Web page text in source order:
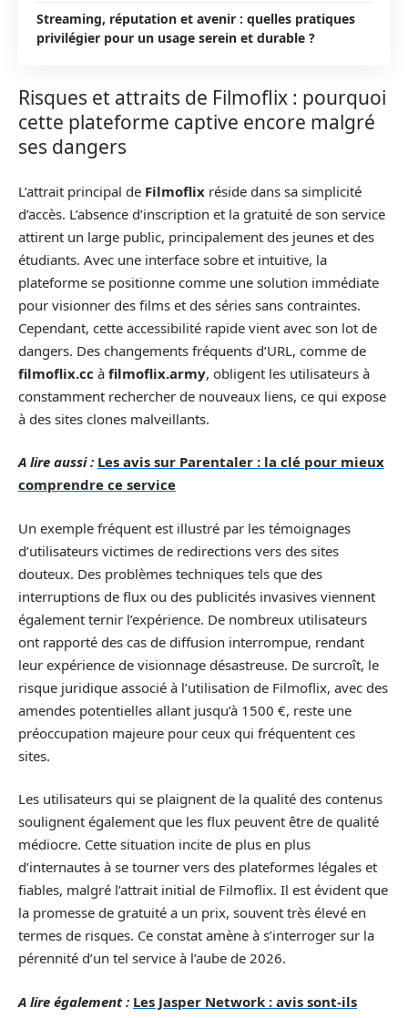
Streaming, réputation et avenir : quelles pratiques
privilégier pour un usage serein et durable ?
Risques et attraits de Filmoflix : pourquoi
cette plateforme captive encore malgré
ses dangers
L’attrait principal de Filmoflix réside dans sa simplicité
d’accès. L’absence d’inscription et la gratuité de son service
attirent un large public, principalement des jeunes et des
étudiants. Avec une interface sobre et intuitive, la
plateforme se positionne comme une solution immédiate
pour visionner des films et des séries sans contraintes.
Cependant, cette accessibilité rapide vient avec son lot de
dangers. Des changements fréquents d’URL, comme de
filmoflix.cc à filmoflix.army, obligent les utilisateurs à
constamment rechercher de nouveaux liens, ce qui expose
à des sites clones malveillants.
A lire aussi : Les avis sur Parentaler : la clé pour mieux
comprendre ce service
Un exemple fréquent est illustré par les témoignages
d’utilisateurs victimes de redirections vers des sites
douteux. Des problèmes techniques tels que des
interruptions de flux ou des publicités invasives viennent
également ternir l’expérience. De nombreux utilisateurs
ont rapporté des cas de diffusion interrompue, rendant
leur expérience de visionnage désastreuse. De surcroît, le
risque juridique associé à l’utilisation de Filmoflix, avec des
amendes potentielles allant jusqu’à 1500 €, reste une
préoccupation majeure pour ceux qui fréquentent ces
sites.
Les utilisateurs qui se plaignent de la qualité des contenus
soulignent également que les flux peuvent être de qualité
médiocre. Cette situation incite de plus en plus
d’internautes à se tourner vers des plateformes légales et
fiables, malgré l’attrait initial de Filmoflix. Il est évident que
la promesse de gratuité a un prix, souvent très élevé en
termes de risques. Ce constat amène à s’interroger sur la
pérennité d’un tel service à l’aube de 2026.
A lire également : Les Jasper Network : avis sont-ils